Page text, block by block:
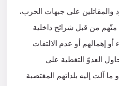
والمقاتلين على جبهات الحرب،
متّهم من قبل شرائح داخلية
أو إهمالهم أو عدم الالتفات
العدوّ التغطية على
ما آلت إليه بلداتهم المغتصبة